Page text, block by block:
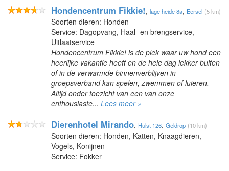
Hondencentrum Fikkie!, lage heide 8a, Eersel (5 km)
Soorten dieren: Honden
Service: Dagopvang, Haal- en brengservice,
Uitlaatservice
Hondencentrum Fikkie! is de plek waar uw hond een
heerlijke vakantie heeft en de hele dag lekker buiten
of in de verwarmde binnenverblijven in
groepsverband kan spelen, zwemmen of luieren.
Altijd onder toezicht van een van onze
enthousiaste... Lees meer »
Dierenhotel Mirando, Hulst 126, Geldrop (10 km)
Soorten dieren: Honden, Katten, Knaagdieren,
Vogels, Konijnen
Service: Fokker